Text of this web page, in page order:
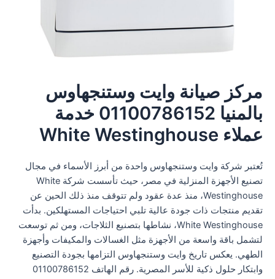
مركز صيانة وايت وستنجهاوس
بالمنيا 01100786152 خدمة
عملاء White Westinghouse
تُعتبر شركة وايت وستنجهاوس واحدة من أبرز الأسماء في مجال
تصنيع الأجهزة المنزلية في مصر، حيث تأسست شركة White
Westinghouse، منذ عدة عقود ولم تتوقف منذ ذلك الحين عن
تقديم منتجات ذات جودة عالية تلبي احتياجات المستهلكين. بدأت
White Westinghouse، نشاطها بتصنيع الثلاجات، ومن ثم توسعت
لتشمل باقة واسعة من الأجهزة مثل الغسالات والمكيفات وأجهزة
الطهي. يعكس تاريخ وايت وستنجهاوس التزامها بجودة التصنيع
وابتكار حلول ذكية للأسر المصرية. رقم الهاتف 01100786152